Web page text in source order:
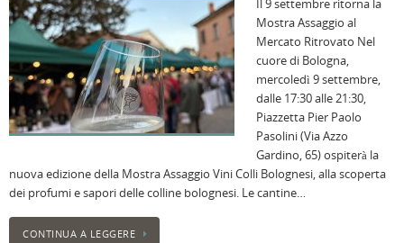
Il 9 settembre ritorna la
Mostra Assaggio al
Mercato Ritrovato Nel
cuore di Bologna,
mercoledì 9 settembre,
dalle 17:30 alle 21:30,
Piazzetta Pier Paolo
Pasolini (Via Azzo
Gardino, 65) ospiterà la
nuova edizione della Mostra Assaggio Vini Colli Bolognesi, alla scoperta
dei profumi e sapori delle colline bolognesi. Le cantine…
CONTINUA A LEGGERE